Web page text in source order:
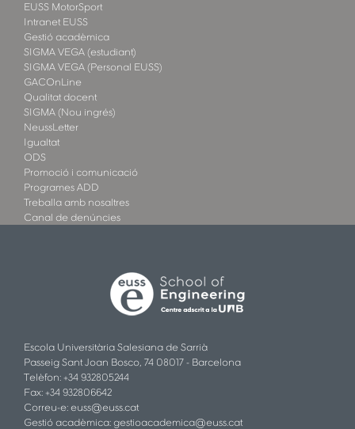
EUSS MotorSport
Intranet EUSS
Gestió acadèmica
SIGMA VEGA (estudiant)
SIGMA VEGA (Personal EUSS)
GACOnLine
Qualitat docent
SIGMA (Nou ingrés)
NeussLetter
Igualtat
ODS
Promoció i comunicació
Programes ADD
Treballa amb nosaltres
Canal de denúncies
Escola Universitària Salesiana de Sarrià
Passeig Sant Joan Bosco, 74 08017 - Barcelona
Telèfon: +34 932805244
Fax: +34 932806642
Correu-e: euss@euss.cat
Gestió acadèmica: gestioacademica@euss.cat